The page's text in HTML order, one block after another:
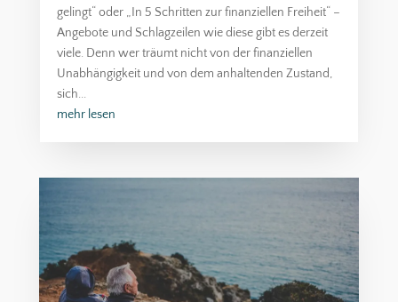
gelingt“ oder „In 5 Schritten zur finanziellen Freiheit“ –
Angebote und Schlagzeilen wie diese gibt es derzeit
viele. Denn wer träumt nicht von der finanziellen
Unabhängigkeit und von dem anhaltenden Zustand,
sich...
mehr lesen